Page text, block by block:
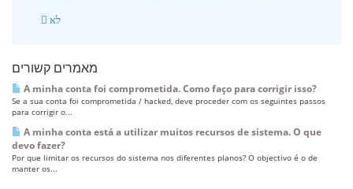
לא
מאמרים קשורים
A minha conta foi comprometida. Como faço para corrigir isso?
Se a sua conta foi comprometida / hacked, deve proceder com os seguintes passos
para corrigir o...
A minha conta está a utilizar muitos recursos de sistema. O que
devo fazer?
Por que limitar os recursos do sistema nos diferentes planos? O objectivo é o de
manter os...